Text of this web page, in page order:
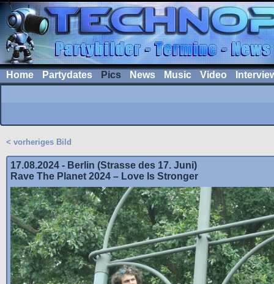
Home Partydates Pics News Music Video
< vorheriges Bild
17.08.2024 - Berlin (Strasse des 17. Juni)
Rave The Planet 2024 – Love Is Stronger